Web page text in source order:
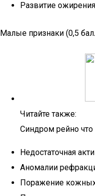
Развитие
Малые признаки (0,5
Читайте также:
Синдром рейно что
Недостаточная
Аномалии
Поражение